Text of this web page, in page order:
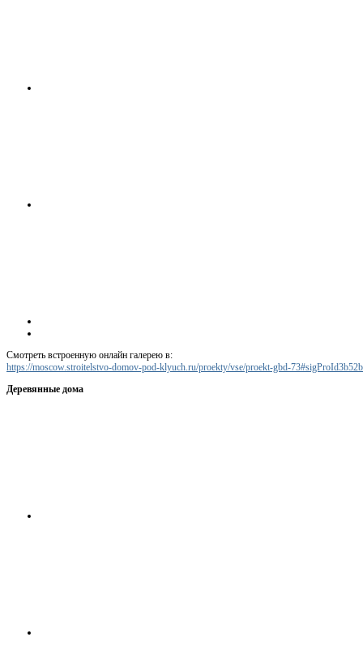
Смотреть встроенную онлайн галерею в:
https://moscow.stroitelstvo-domov-pod-klyuch.ru/proekty/vse/proekt-gbd-
Деревянные дома